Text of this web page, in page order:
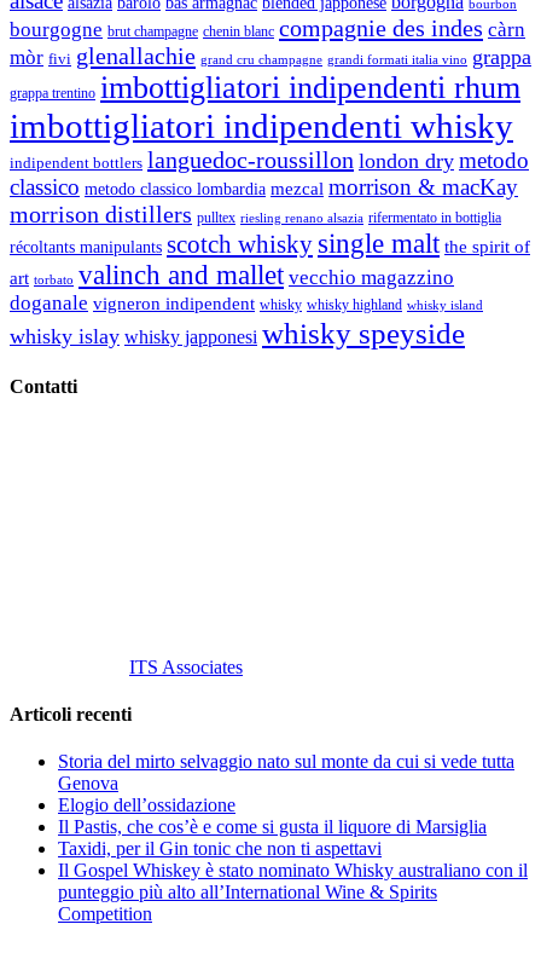
bourbon
bourgogne brut champagne chenin blanc compagnie des indes càrn
mòr fivi glenallachie grand cru champagne grandi formati italia vino grappa
grappa trentino imbottigliatori indipendenti rhum
imbottigliatori indipendenti whisky
indipendent bottlers languedoc-roussillon london dry metodo
classico metodo classico lombardia mezcal morrison & macKay
morrison distillers pulltex riesling renano alsazia rifermentato in bottiglia
récoltants manipulants scotch whisky single malt the spirit of
art torbato valinch and mallet vecchio magazzino
doganale vigneron indipendent whisky whisky highland whisky island
whisky islay whisky japponesi whisky speyside
Contatti
ITS Associates
Articoli recenti
Storia del mirto selvaggio nato sul monte da cui si vede tutta
Genova
Elogio dell’ossidazione
Il Pastis, che cos’è e come si gusta il liquore di Marsiglia
Taxidi, per il Gin tonic che non ti aspettavi
Il Gospel Whiskey è stato nominato Whisky australiano con il
punteggio più alto all’International Wine & Spirits
Competition